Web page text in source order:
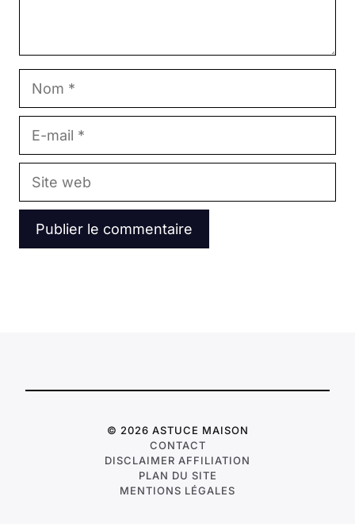
Nom
E-
Site
© 2026 ASTUCE MAISON
CONTACT
DISCLAIMER AFFILIATION
PLAN DU SITE
MENTIONS LÉGALES